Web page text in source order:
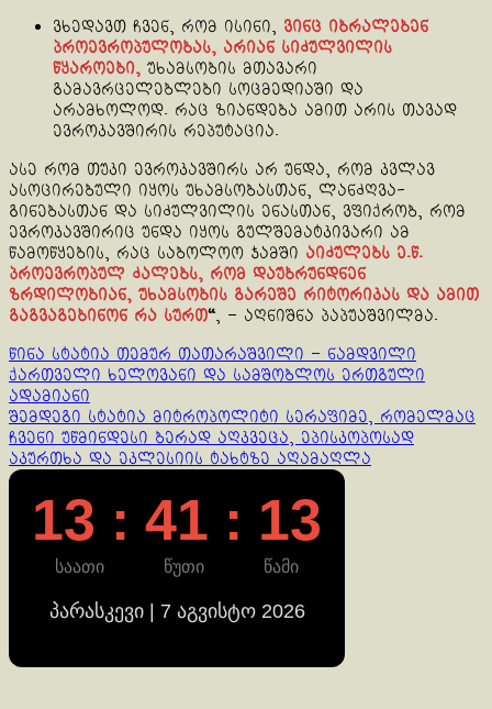
ვხედავთ ჩვენ, რომ ისინი, ვინც იბრალებენ
პროევროპულობას, არიან სიძულვილის
წყაროები, უხამსობის მთავარი
გამავრცელებლები სოცმედიაში და
არამხოლოდ. რაც ზიანდება ამით არის თავად
ევროკავშირის რეპუტაცია.
ასე რომ თუკი ევროკავშირს არ უნდა, რომ კვლავ
ასოცირებული იყოს უხამსობასთან, ლანძღვა-
გინებასთან და სიძულვილის ენასთან, ვფიქრობ, რომ
ევროკავშირიც უნდა იყოს გულშემატკივარი ამ
წამოწყების, რაც საბოლოო ჯამში აიძულებს ე.წ.
პროევროპულ ძალებს, რომ დაუბრუნდნენ
ზრდილობიან, უხამსობის გარეშე რიტორიკას და ამით
გაგვაგებინონ რა სურთ“, – აღნიშნა პაპუაშვილმა.
Continue
Reading
წინა სტატია თემურ თათარაშვილი – ნამდვილი
ქართველი ხელოვანი და სამშობლოს ერთგული
ადამიანი
შემდეგი სტატია მიტროპოლიტი სერაფიმე, რომელმაც
ჩვენი უწმინდესი ბერად აღკვეცა, ეპისკოპოსად
აკურთხა და ეკლესიის ტახტზე აღამაღლა
13 : 41 : 13
საათი წუთი წამი
პარასკევი | 7 აგვისტო 2026